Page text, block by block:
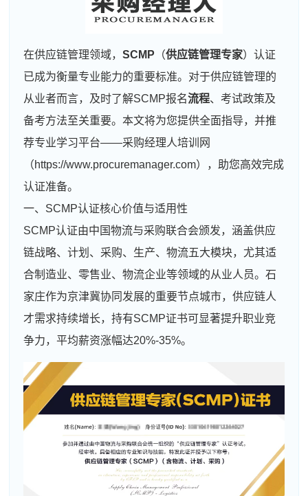
在供应链管理领域，SCMP （供应链管理专家）认证
已成为衡量专业能力的重要标准。对于供应链管理的
从业者而言，及时了解SCMP报名流程、考试政策及
备考方法至关重要。本文将为您提供全面指导，并推
荐专业学习平台——采购经理人培训网
（https://www.procuremanager.com），助您高效完成
认证准备。
一、SCMP认证核心价值与适用性
SCMP认证由中国物流与采购联合会颁发，涵盖供应
链战略、计划、采购、生产、物流五大模块，尤其适
合制造业、零售业、物流企业等领域的从业人员。石
家庄作为京津冀协同发展的重要节点城市，供应链人
才需求持续增长，持有SCMP证书可显著提升职业竞
争力，平均薪资涨幅达20%-35%。